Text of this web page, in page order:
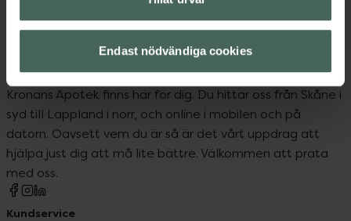
Endast nödvändiga cookies
Kronans Apotek finns här för dig. Du hittar oss från Skåne i
syd till Lappland i norr, och online i mobilen och på
datorn. Oavsett vem du är så är det vårt uppdrag att
hjälpa just dig att må lite bättre. Välkommen att prata
med oss.
Kundservice